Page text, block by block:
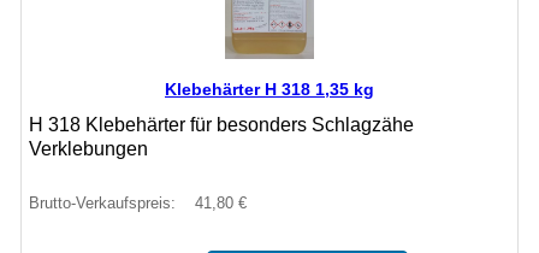
Klebehärter H 318 1,35 kg
H 318 Klebehärter für besonders Schlagzähe
Verklebungen
Brutto-Verkaufspreis: 41,80 €